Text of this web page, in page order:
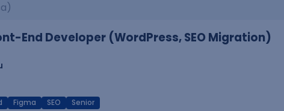
End Developer (WordPress, SEO Migration)
Figma SEO Senior